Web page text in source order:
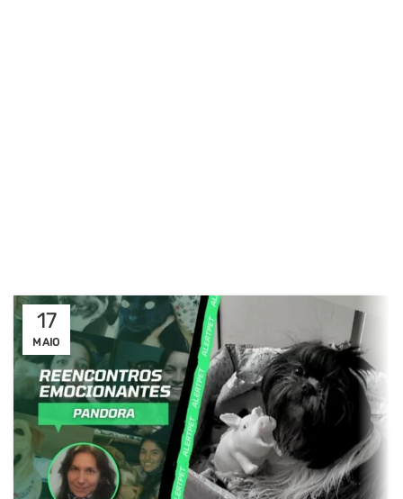
17
MAIO